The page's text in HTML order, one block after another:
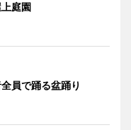
庭園
員で踊る盆踊り